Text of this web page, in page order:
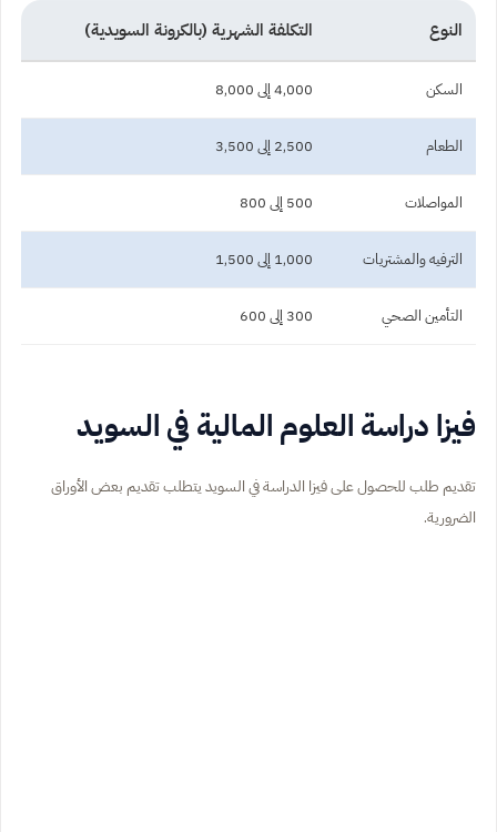
النوع التكلفة الشهرية (بالكرونة السويدية)
السكن 4,000 إلى 8,000
الطعام 2,500 إلى 3,500
المواصلات 500 إلى 800
الترفيه والمشتريات 1,000 إلى 1,500
التأمين الصحي 300 إلى 600
فيزا دراسة العلوم المالية في السويد
تقديم طلب للحصول على فيزا الدراسة في السويد يتطلب تقديم بعض الأوراق
الضرورية.